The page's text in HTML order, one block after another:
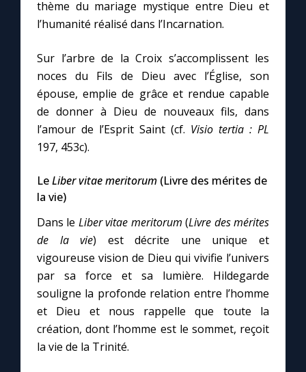
thème du mariage mystique entre Dieu et
l’humanité réalisé dans l’Incarnation.
Sur l’arbre de la Croix s’accomplissent les
noces du Fils de Dieu avec l’Église, son
épouse, emplie de grâce et rendue capable
de donner à Dieu de nouveaux fils, dans
l’amour de l’Esprit Saint (cf. Visio tertia : PL
197, 453c).
LeLiber vitae meritorum (Livre des mérites de
la vie)
Dans le Liber vitae meritorum (Livre des mérites
de la vie) est décrite une unique et
vigoureuse vision de Dieu qui vivifie l’univers
par sa force et sa lumière. Hildegarde
souligne la profonde relation entre l’homme
et Dieu et nous rappelle que toute la
création, dont l’homme est le sommet, reçoit
la vie de la Trinité.